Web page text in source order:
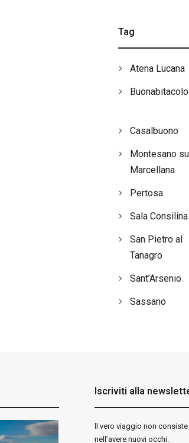
Tag
Atena Lucana
Buonabitacolo
Casalbuono
Montesano
Marcellana
Pertosa
Sala Consilina
San Pietro al
Tanagro
Sant’Arsenio
Sassano
Iscriviti alla
ll vero viaggio non
nell’avere nuovi occhi.